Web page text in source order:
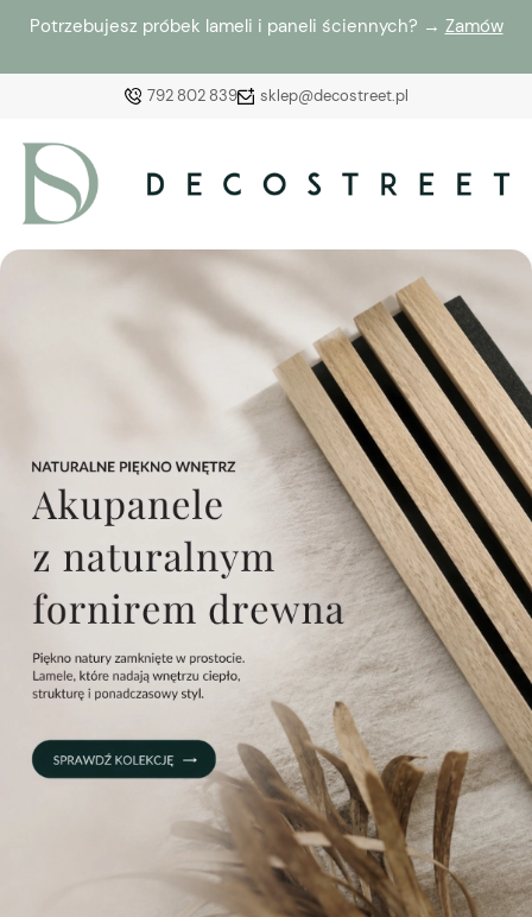
Potrzebujesz próbek lameli i paneli ściennych? → Zamów
792 802 839 sklep@decostreet.pl
Załóż konto
Wybierz coś dla siebie z naszej aktualnej oferty lub
zaloguj się, aby przywrócić dodane produkty do listy
z poprzedniej sesji.